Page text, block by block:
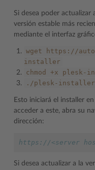
Si desea poder actualizar
versión estable más
mediante el interfaz
wget
https://
installer
chmod
+x
plesk-
./plesk-installer
Esto iniciará el installer
acceder a este, abra su
dirección:
https://<server
Si desea actualizar a la